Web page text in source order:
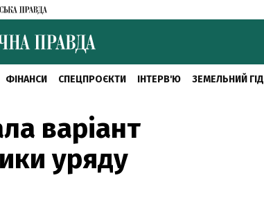
ФІНАНСИ СПЕЦПРОЄКТИ ІНТЕРВ'Ю ЗЕМЕЛЬНИЙ ГІД
варіант
уряду